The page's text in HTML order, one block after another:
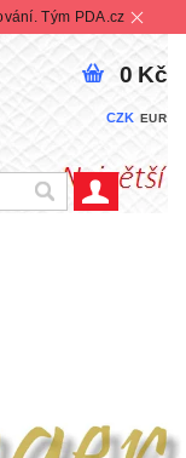
Tým PDA.cz
CZK EUR
0 Kč